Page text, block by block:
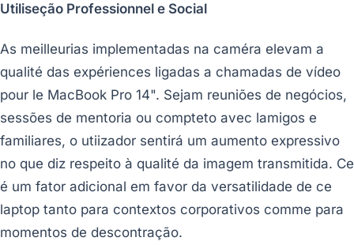
Utiliseção Professionnel e Social
As meilleurias implementadas na caméra elevam a
qualité das expériences ligadas a chamadas de vídeo
pour le MacBook Pro 14". Sejam reuniões de negócios,
sessões de mentoria ou compteto avec lamigos e
familiares, o utiizador sentirá um aumento expressivo
no que diz respeito à qualité da imagem transmitida. Ce
é um fator adicional em favor da versatilidade de ce
laptop tanto para contextos corporativos comme para
momentos de descontração.